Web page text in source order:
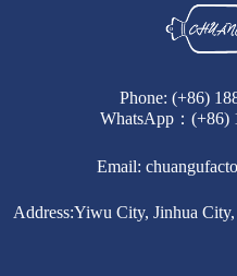
Phone: (+86)
WhatsApp：(+86)
Email:
Address:Yiwu City, Jinhua